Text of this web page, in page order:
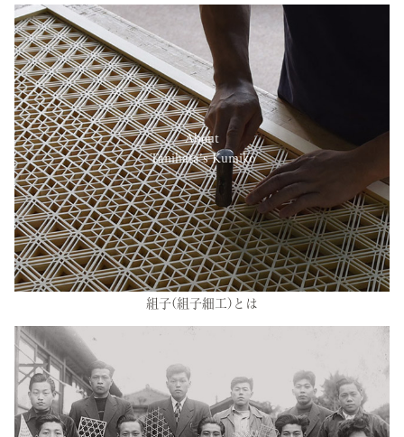
About
Tanihata’s Kumiko
組子(組子細工)とは